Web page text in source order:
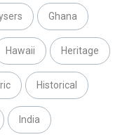
Ghana
Hawaii Heritage
Historical
India